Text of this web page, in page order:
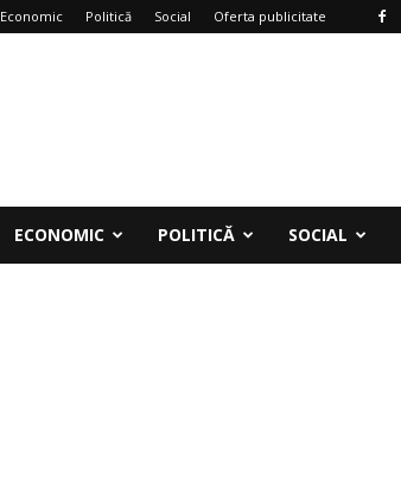
Economic Politică Social Oferta publicitate
ECONOMIC POLITICĂ SOCIAL